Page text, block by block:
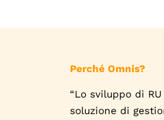
Perché Omnis?
“Lo sviluppo di
soluzione di